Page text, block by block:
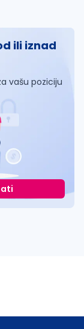
ili iznad
vašu poziciju